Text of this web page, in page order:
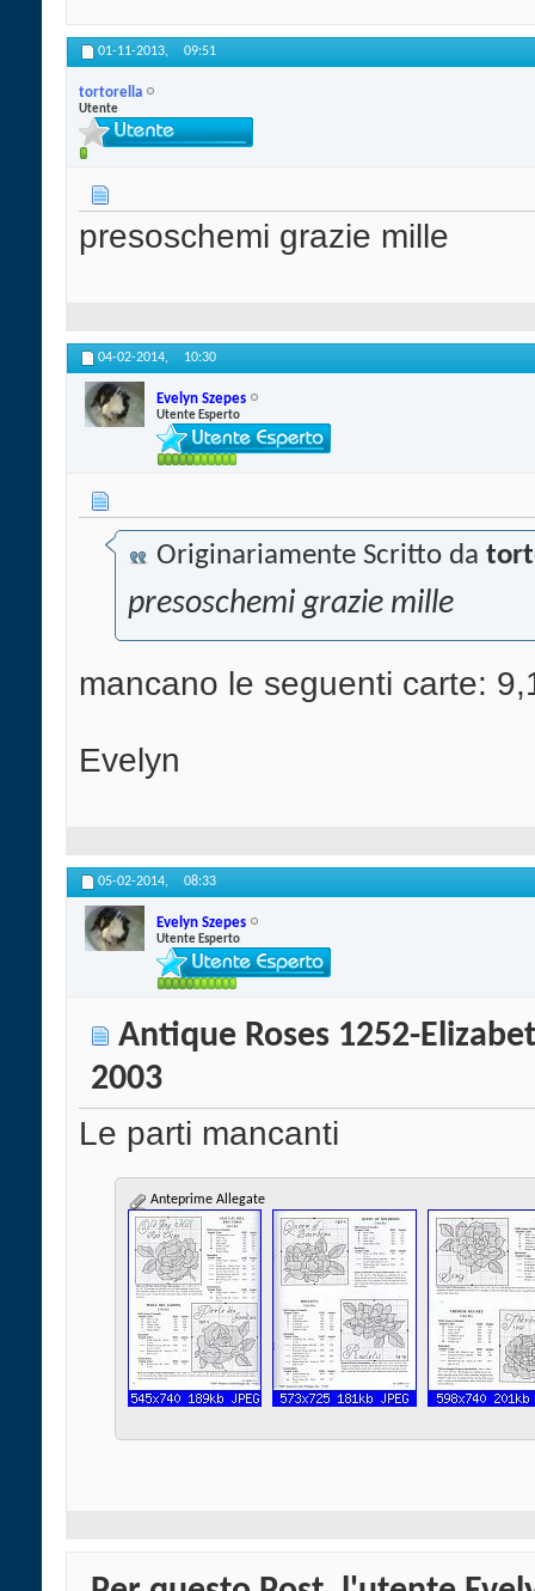
01-11-2013, 09:51
tortorella
Utente
presoschemi grazie mille
04-02-2014, 10:30
Evelyn Szepes
Utente Esperto
Originariamente Scritto da
presoschemi grazie mille
mancano le seguenti carte:
Evelyn
05-02-2014, 08:33
Evelyn Szepes
Utente Esperto
Antique Roses 1252-
2003
Le parti mancanti
Anteprime Allegate